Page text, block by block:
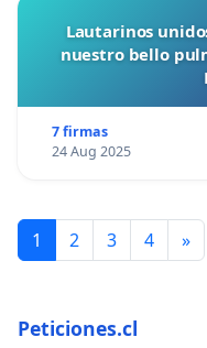
Lautarinos
nuestro bello
7 firmas
24 Aug 2025
1 2 3 4 »
Peticiones.cl